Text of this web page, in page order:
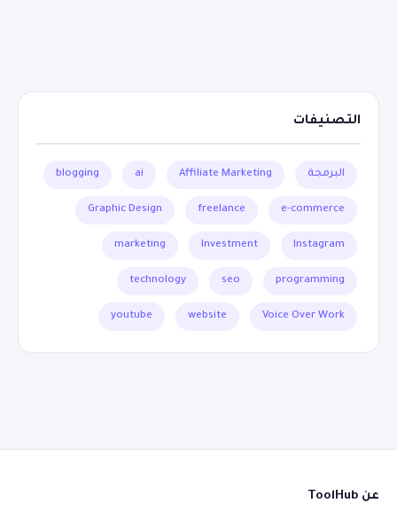
التصنيفات
البرمجة Affiliate Marketing
ai
blogging
e-commerce
freelance
Graphic Design
Instagram
Investment
marketing
programming
seo
technology
Voice Over Work
website
youtube
عن ToolHub